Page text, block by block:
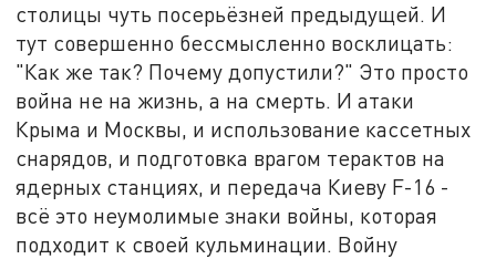
столицы чуть посерьёзней предыдущей. И
тут совершенно бессмысленно восклицать:
"Как же так? Почему допустили?" Это просто
война не на жизнь, а на смерть. И атаки
Крыма и Москвы, и использование кассетных
снарядов, и подготовка врагом терактов на
ядерных станциях, и передача Киеву F-16 -
всё это неумолимые знаки войны, которая
подходит к своей кульминации. Войну